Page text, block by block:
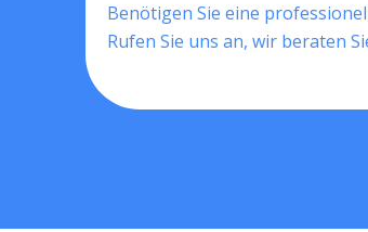
Benötigen Sie eine
Rufen Sie uns an, wir beraten